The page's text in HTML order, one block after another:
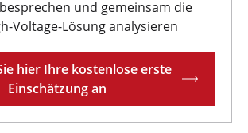
und gemeinsam die
Voltage-Lösung analysieren
hier Ihre kostenlose erste
Einschätzung an